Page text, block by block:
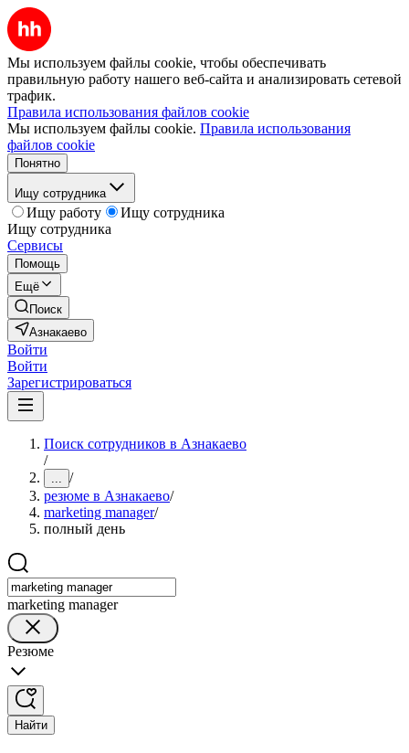
Мы используем файлы cookie, чтобы обеспечивать
правильную работу нашего веб-сайта и анализировать сетевой
трафик.
Правила использования файлов cookie
Мы используем файлы cookie. Правила использования
файлов cookie
Понятно
Ищу сотрудника
Ищу работу
Ищу сотрудника
Ищу сотрудника
Сервисы
Помощь
Ещё
Поиск
Азнакаево
Войти
Войти
Зарегистрироваться
Поиск сотрудников в Азнакаево
/
... /
резюме в Азнакаево/
marketing manager/
полный день
marketing manager
Резюме
Найти